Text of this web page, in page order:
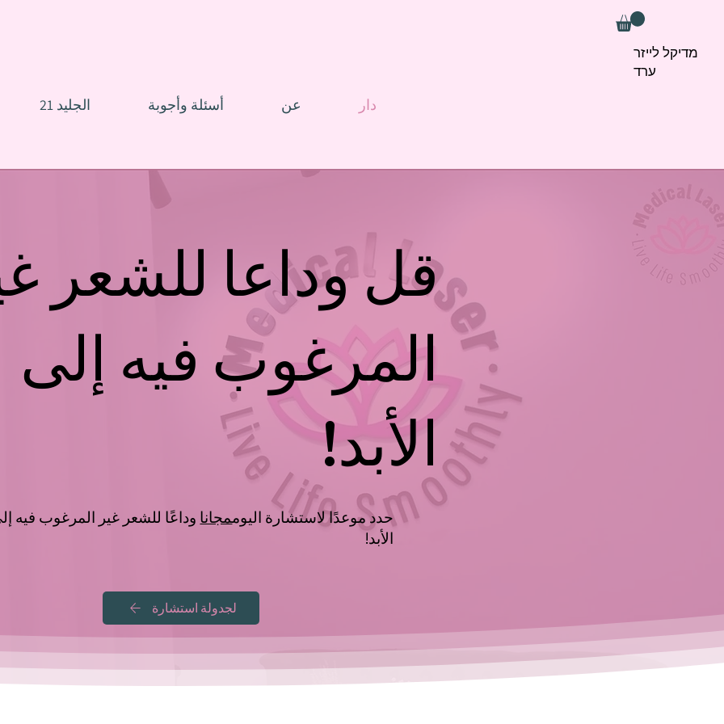
دار عن أسئلة وأجوبة الجليد 21
מדיקל לייזר
ערד
لجدولة استشارة
حدد موعدًا لاستشارة اليوممجانا وداعًا للشعر غير المرغوب فيه
الأبد!
قل وداعا للشعر
المرغوب فيه إلى
الأبد!